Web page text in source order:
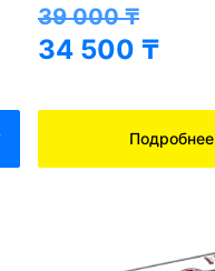
39 000₸
34 500 ₸
Подробнее